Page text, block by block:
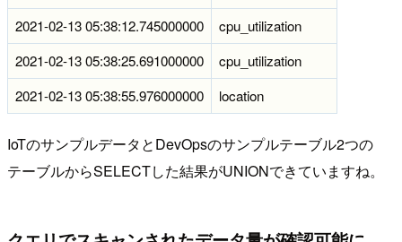
2021-02-13 05:38:12.745000000
cpu_utilization
2021-02-13 05:38:25.691000000
cpu_utilization
2021-02-13 05:38:55.976000000
location
IoTのサンプルデータとDevOpsのサンプルテーブル2つの
テーブルからSELECTした結果がUNIONできていますね。